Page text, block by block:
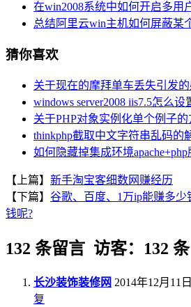
在win2008系统中如何开启多用
总结阿里云win主机如何屏蔽某
猜你喜欢
关于现在的摩拜单车丢失引发
windows server2008 iis7.5怎么
关于PHP对象实例化单个例子的
thinkphp截取中文字符串乱码的
如何隐藏掉集成环境
【上篇】 新手淘宝客细数网赚经历
【下篇】 谷歌、百度、1万ip能赚多少
钱呢?
132 条留言 访客：132
长沙装饰装修网 2014年12月11
复